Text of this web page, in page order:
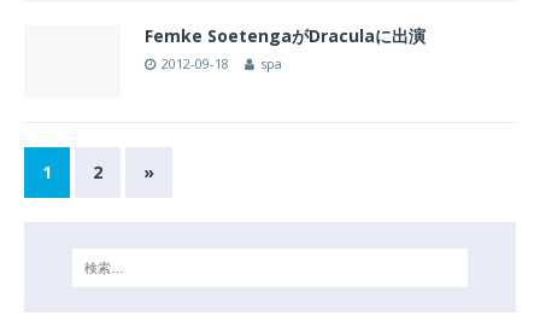
Femke SoetengaがDraculaに出演
2012-09-18 spa
1 2 »